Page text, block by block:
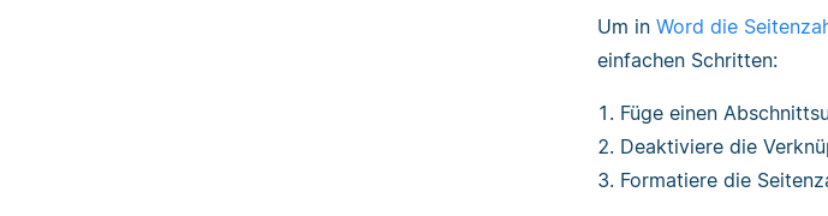
Um in Word die
einfachen Schritten:
Füge einen
Deaktiviere die
Formatiere die